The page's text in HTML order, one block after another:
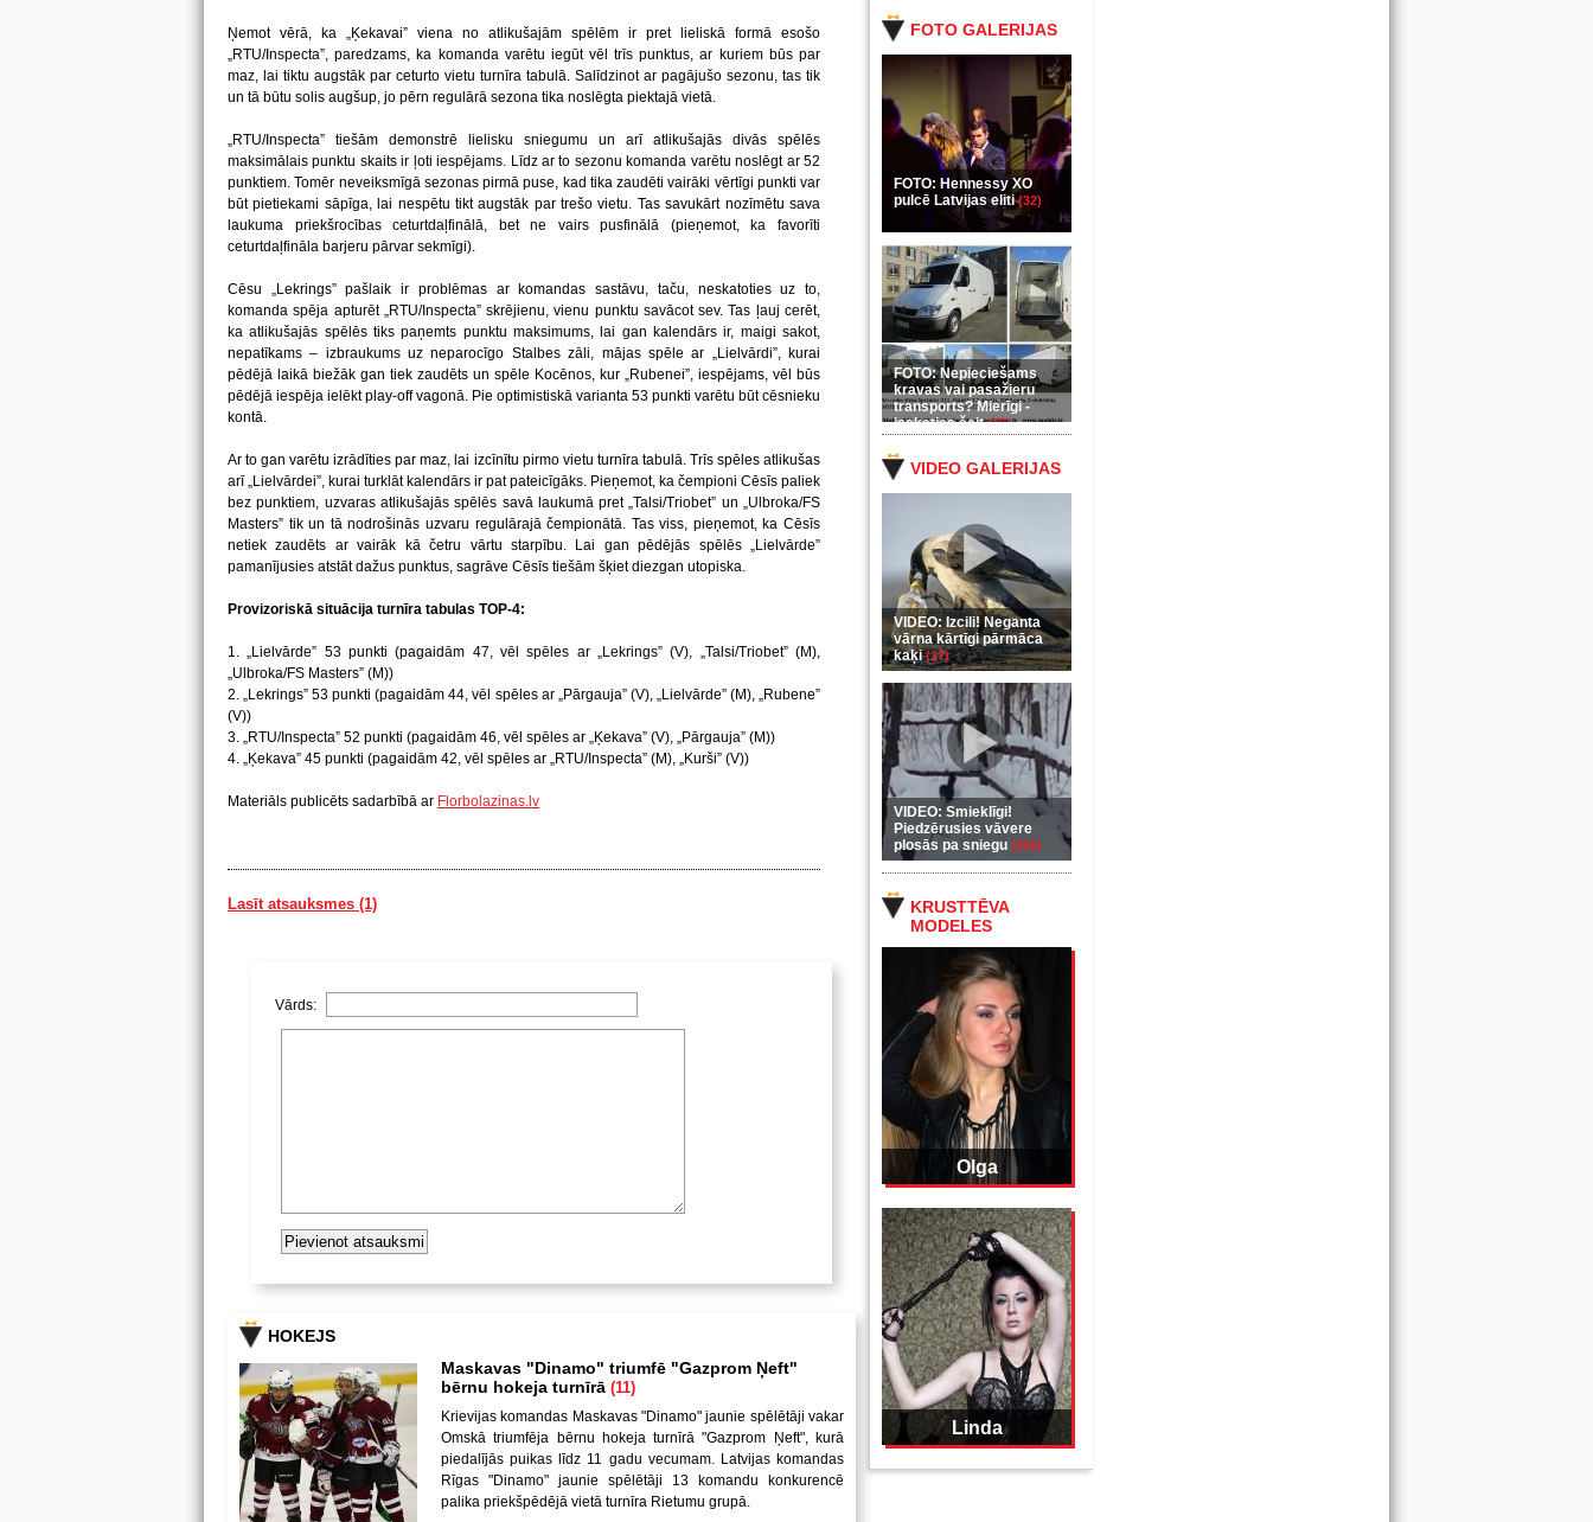
FOTO GALERIJAS
FOTO: Hennessy XO
pulcē Latvijas eliti(32)
FOTO: Nepieciešams
kravas vai pasažieru
transports? Mierīgi -
ieskaties šeit(35)
VIDEO GALERIJAS
VIDEO: Izcili! Neganta
vārna kārtīgi pārmāca
kaķi(37)
VIDEO: Smieklīgi!
Piedzērusies vāvere
plosās pa sniegu (255)
KRUSTTĒVA
MODELES
Olga
Linda
Ņemot vērā, ka „Ķekavai” viena no atlikušajām spēlēm ir pret lieliskā formā esošo
„RTU/Inspecta”, paredzams, ka komanda varētu iegūt vēl trīs punktus, ar kuriem būs par
maz, lai tiktu augstāk par ceturto vietu turnīra tabulā. Salīdzinot ar pagājušo sezonu, tas tik
un tā būtu solis augšup, jo pērn regulārā sezona tika noslēgta piektajā vietā.
„RTU/Inspecta” tiešām demonstrē lielisku sniegumu un arī atlikušajās divās spēlēs
maksimālais punktu skaits ir ļoti iespējams. Līdz ar to sezonu komanda varētu noslēgt ar 52
punktiem. Tomēr neveiksmīgā sezonas pirmā puse, kad tika zaudēti vairāki vērtīgi punkti var
būt pietiekami sāpīga, lai nespētu tikt augstāk par trešo vietu. Tas savukārt nozīmētu sava
laukuma priekšrocības ceturtdaļfinālā, bet ne vairs pusfinālā (pieņemot, ka favorīti
ceturtdaļfināla barjeru pārvar sekmīgi).
Cēsu „Lekrings” pašlaik ir problēmas ar komandas sastāvu, taču, neskatoties uz to,
komanda spēja apturēt „RTU/Inspecta” skrējienu, vienu punktu savācot sev. Tas ļauj cerēt,
ka atlikušajās spēlēs tiks paņemts punktu maksimums, lai gan kalendārs ir, maigi sakot,
nepatīkams – izbraukums uz neparocīgo Stalbes zāli, mājas spēle ar „Lielvārdi”, kurai
pēdējā laikā biežāk gan tiek zaudēts un spēle Kocēnos, kur „Rubenei”, iespējams, vēl būs
pēdējā iespēja ielēkt play-off vagonā. Pie optimistiskā varianta 53 punkti varētu būt cēsnieku
kontā.
Ar to gan varētu izrādīties par maz, lai izcīnītu pirmo vietu turnīra tabulā. Trīs spēles atlikušas
arī „Lielvārdei”, kurai turklāt kalendārs ir pat pateicīgāks. Pieņemot, ka čempioni Cēsīs paliek
bez punktiem, uzvaras atlikušajās spēlēs savā laukumā pret „Talsi/Triobet” un „Ulbroka/FS
Masters” tik un tā nodrošinās uzvaru regulārajā čempionātā. Tas viss, pieņemot, ka Cēsīs
netiek zaudēts ar vairāk kā četru vārtu starpību. Lai gan pēdējās spēlēs „Lielvārde”
pamanījusies atstāt dažus punktus, sagrāve Cēsīs tiešām šķiet diezgan utopiska.
Provizoriskā situācija turnīra tabulas TOP-4:
1. „Lielvārde” 53 punkti (pagaidām 47, vēl spēles ar „Lekrings” (V), „Talsi/Triobet” (M),
„Ulbroka/FS Masters” (M))
2. „Lekrings” 53 punkti (pagaidām 44, vēl spēles ar „Pārgauja” (V), „Lielvārde” (M), „Rubene”
(V))
3. „RTU/Inspecta” 52 punkti (pagaidām 46, vēl spēles ar „Ķekava” (V), „Pārgauja” (M))
4. „Ķekava” 45 punkti (pagaidām 42, vēl spēles ar „RTU/Inspecta” (M), „Kurši” (V))
Materiāls publicēts sadarbībā ar Florbolazinas.lv
Lasīt atsauksmes (1)
Vārds:
HOKEJS
Maskavas "Dinamo" triumfē "Gazprom Ņeft"
bērnu hokeja turnīrā (11)
Krievijas komandas Maskavas "Dinamo" jaunie spēlētāji vakar
Omskā triumfēja bērnu hokeja turnīrā "Gazprom Ņeft", kurā
piedalījās puikas līdz 11 gadu vecumam. Latvijas komandas
Rīgas "Dinamo" jaunie spēlētāji 13 komandu konkurencē
palika priekšpēdējā vietā turnīra Rietumu grupā.